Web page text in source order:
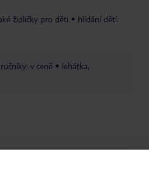
židličky pro děti
hlídání dětí:
ručníky: v ceně
lehátka,